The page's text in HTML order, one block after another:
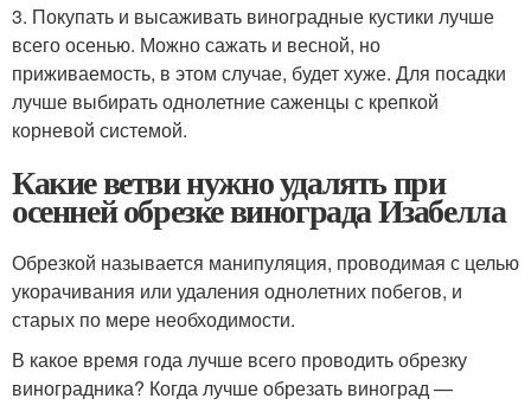
3. Покупать и высаживать виноградные кустики лучше
всего осенью. Можно сажать и весной, но
приживаемость, в этом случае, будет хуже. Для посадки
лучше выбирать однолетние саженцы с крепкой
корневой системой.
Какие ветви нужно удалять при
осенней обрезке винограда Изабелла
Обрезкой называется манипуляция, проводимая с целью
укорачивания или удаления однолетних побегов, и
старых по мере необходимости.
В какое время года лучше всего проводить обрезку
виноградника? Когда лучше обрезать виноград —